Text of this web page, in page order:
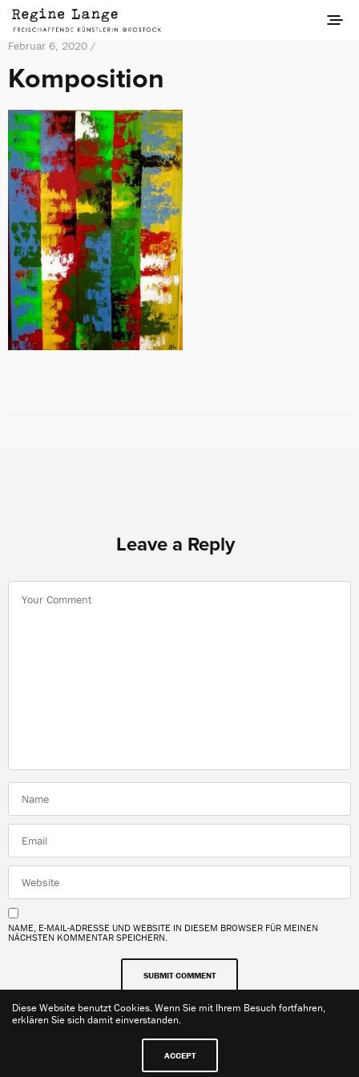
Februar 6, 2020 /
Komposition
Leave a Reply
NAME, E-MAIL-ADRESSE UND WEBSITE IN DIESEM BROWSER FÜR MEINEN
NÄCHSTEN KOMMENTAR SPEICHERN.
Impressum Datenschutzerklärung
Diese Website benutzt Cookies. Wenn Sie mit Ihrem Besuch fortfahren,
erklären Sie sich damit einverstanden.
ACCEPT